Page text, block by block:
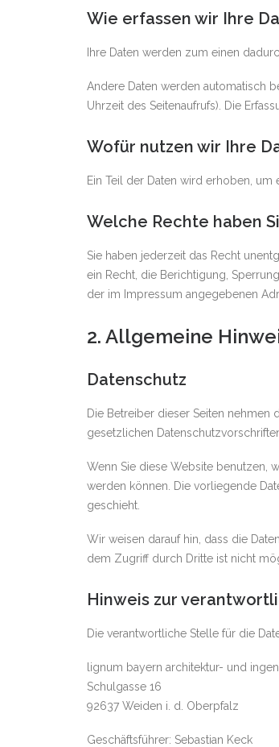
Wie erfassen wir Ihre
Ihre Daten werden zum einen
Andere Daten werden automatisch
Uhrzeit des Seitenaufrufs). Die
Wofür nutzen wir Ihre
Ein Teil der Daten wird erhoben,
Welche Rechte haben
Sie haben jederzeit das Recht
ein Recht, die Berichtigung,
der im Impressum angegebenen
2. Allgemeine
Datenschutz
Die Betreiber dieser Seiten
gesetzlichen
Wenn Sie diese Website benutzen,
werden können. Die vorliegende
geschieht.
Wir weisen darauf hin, dass die
dem Zugriff durch Dritte ist nicht
Hinweis zur
Die verantwortliche Stelle für die
lignum bayern architektur- und
Schulgasse 16
92637 Weiden i. d. Oberpfalz
Geschäftsführer: Sebastian Keck